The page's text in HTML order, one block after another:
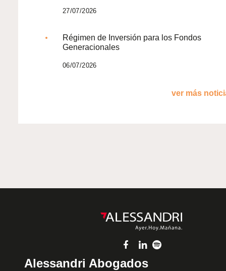
27/07/2026
Régimen de Inversión para los Fondos
Generacionales
06/07/2026
ver más
Alessandri Abogados